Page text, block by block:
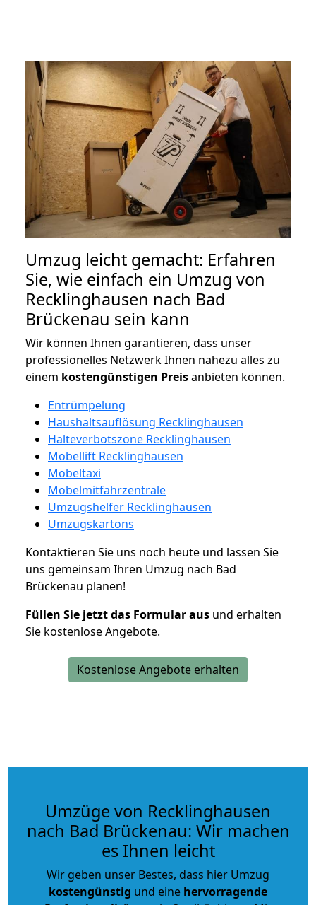
Umzug leicht gemacht: Erfahren
Sie, wie einfach ein Umzug von
Recklinghausen nach Bad
Brückenau sein kann
Wir können Ihnen garantieren, dass unser
professionelles Netzwerk Ihnen nahezu alles zu
einem kostengünstigen Preisanbieten können.
Entrümpelung
Haushaltsauflösung Recklinghausen
Halteverbotszone Recklinghausen
Möbellift Recklinghausen
Möbeltaxi
Möbelmitfahrzentrale
Umzugshelfer Recklinghausen
Umzugskartons
Kontaktieren Sie uns noch heute und lassen Sie
uns gemeinsam Ihren Umzug nach Bad
Brückenau planen!
Füllen Sie jetzt das Formular aus und erhalten
Sie kostenlose Angebote.
Kostenlose Angebote erhalten
Umzüge von Recklinghausen
nach Bad Brückenau: Wir machen
es Ihnen leicht
Wir geben unser Bestes, dass hier Umzug
kostengünstig und eine hervorragende